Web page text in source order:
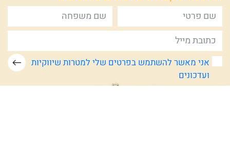
אני מאשר להשתמש בפרטים שלי למטרות שיווקיות
ועדכונים